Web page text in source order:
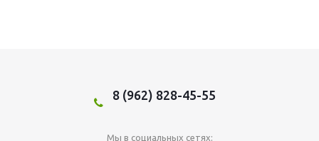
8 (962) 828-45-55
Мы в социальных сетях: